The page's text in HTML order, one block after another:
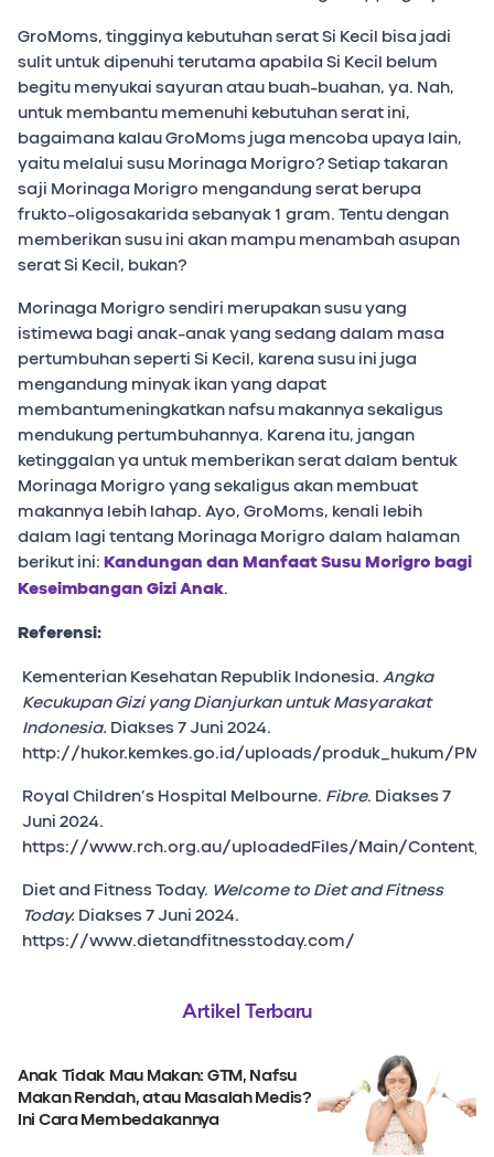
GroMoms, tingginya kebutuhan serat Si Kecil bisa jadi
sulit untuk dipenuhi terutama apabila Si Kecil belum
begitu menyukai sayuran atau buah-buahan, ya. Nah,
untuk membantu memenuhi kebutuhan serat ini,
bagaimana kalau GroMoms juga mencoba upaya lain,
yaitu melalui susu Morinaga Morigro? Setiap takaran
saji Morinaga Morigro mengandung serat berupa
frukto-oligosakarida sebanyak 1 gram. Tentu dengan
memberikan susu ini akan mampu menambah asupan
serat Si Kecil, bukan?
Morinaga Morigro sendiri merupakan susu yang
istimewa bagi anak-anak yang sedang dalam masa
pertumbuhan seperti Si Kecil, karena susu ini juga
mengandung minyak ikan yang dapat
membantumeningkatkan nafsu makannya sekaligus
mendukung pertumbuhannya. Karena itu, jangan
ketinggalan ya untuk memberikan serat dalam bentuk
Morinaga Morigro yang sekaligus akan membuat
makannya lebih lahap. Ayo, GroMoms, kenali lebih
dalam lagi tentang Morinaga Morigro dalam halaman
berikut ini: Kandungan dan Manfaat Susu Morigro bagi
Keseimbangan Gizi Anak.
Referensi:
Kementerian Kesehatan Republik Indonesia. Angka
Kecukupan Gizi yang Dianjurkan untuk Masyarakat
Indonesia. Diakses 7 Juni 2024.
http://hukor.kemkes.go.id/uploads/produk_hukum/
Royal Children’s Hospital Melbourne. Fibre. Diakses 7
Juni 2024.
https://www.rch.org.au/uploadedFiles/Main/Content/
Diet and Fitness Today. Welcome to Diet and Fitness
Today. Diakses 7 Juni 2024.
https://www.dietandfitnesstoday.com/
Artikel Terbaru
Anak Tidak Mau Makan: GTM, Nafsu
Makan Rendah, atau Masalah Medis?
Ini Cara Membedakannya